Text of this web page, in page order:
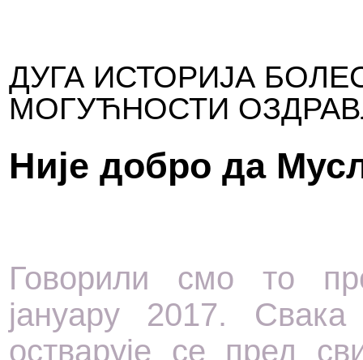
ДУГА ИСТОРИЈА
МОГУЋНОСТИ
Није добро да
Говорили смо то
јануару 2017.
остварује се пред